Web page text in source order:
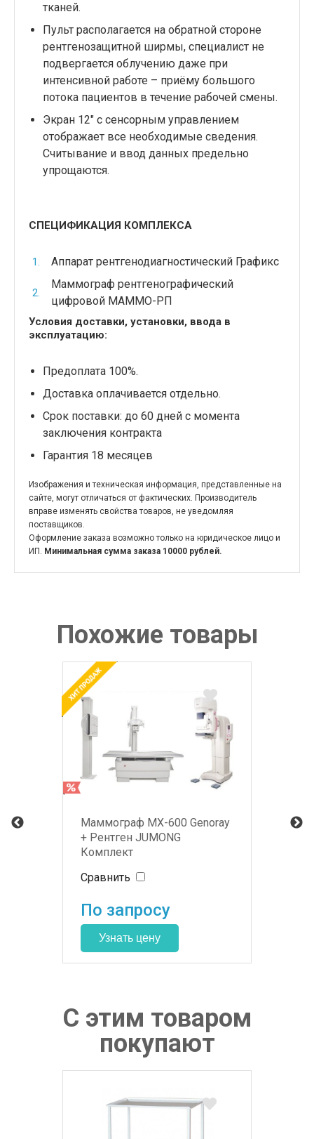
тканей.
Пульт располагается на обратной стороне
рентгенозащитной ширмы, специалист не
подвергается облучению даже при
интенсивной работе – приёму большого
потока пациентов в течение рабочей смены.
Экран 12" с сенсорным управлением
отображает все необходимые сведения.
Считывание и ввод данных предельно
упрощаются.
СПЕЦИФИКАЦИЯ КОМПЛЕКСА
Аппарат рентгенодиагностический Графикс
Маммограф рентгенографический
цифровой МАММО-РП
Условия доставки, установки, ввода в
эксплуатацию:
Предоплата 100%.
Доставка оплачивается отдельно.
Срок поставки: до 60 дней с момента
заключения контракта
Гарантия 18 месяцев
Изображения и техническая информация, представленные на
сайте, могут отличаться от фактических. Производитель
вправе изменять свойства товаров, не уведомляя
поставщиков.
Оформление заказа возможно только на юридическое лицо и
ИП. Минимальная сумма заказа 10000 рублей.
Похожие товары
Маммограф MX-600 Genoray
+ Рентген JUMONG
Комплект
Сравнить
По запросу
С этим товаром
покупают